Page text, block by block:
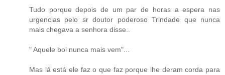
Tudo porque depois de um par de horas a espera nas
urgencias pelo sr doutor poderoso Trindade que nunca
mais chegava a senhora disse..
" Aquele boi nunca mais vem"...
Mas lá está ele faz o que faz porque lhe deram corda para